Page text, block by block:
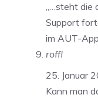
„…steht die
Support
im AUT-
roffl
25. Januar
Kann man